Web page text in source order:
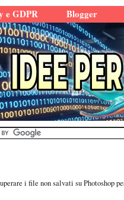
e GDPR Blogger
i file non salvati su Photoshop